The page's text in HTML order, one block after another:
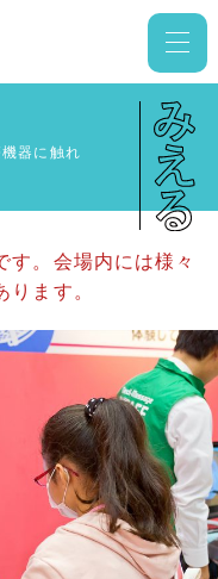
器に触れ
。会場内には様々
ます。